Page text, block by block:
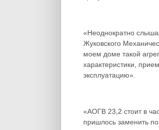
«Неоднократно
Жуковского
моем доме такой
характеристики,
эксплуатацию».
«АОГВ 23,2 стоит в
пришлось заменить